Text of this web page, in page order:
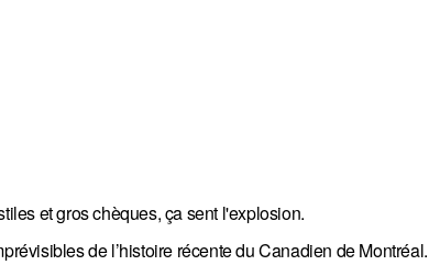
et gros chèques, ça sent l'explosion.
de l’histoire récente du Canadien de Montréal.